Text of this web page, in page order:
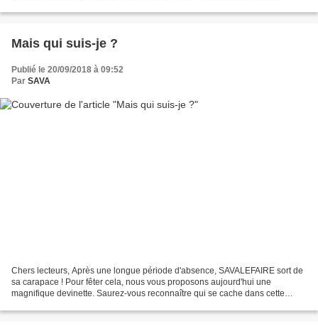
Mais qui suis-je ?
Publié le 20/09/2018 à 09:52
Par SAVA
Chers lecteurs, Après une longue période d'absence, SAVALEFAIRE sort de
sa carapace ! Pour fêter cela, nous vous proposons aujourd'hui une
magnifique devinette. Saurez-vous reconnaître qui se cache dans cette